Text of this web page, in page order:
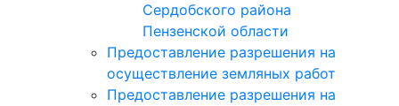
Сердобского района
Пензенской области
Предоставление разрешения на
осуществление земляных работ
Предоставление разрешения на